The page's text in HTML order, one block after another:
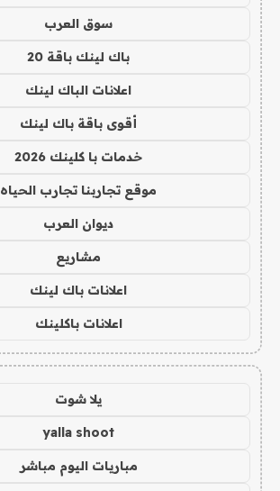
سوق العرب
باك لينك باقة 20
اعلانات الباك لينك
أقوى باقة باك لينك
خدمات با كلينك 2026
موقع تجاربنا تجارب الحياه
ديوان العرب
مشاريع
اعلانات باك لينك
اعلانات باكلينك
يلا شوت
yalla shoot
مباريات اليوم مباشر